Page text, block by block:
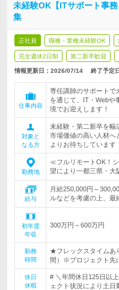
未経験OK【ITサポート事
集
正社員 職種・業種未経験OK
完全週休2日制 第二新卒歓迎
情報更新日：2026/07/14 終了予定
仕事内容
専任講師のサポートで
を通じて、IT・Webや
境でお迎えします！
対象と
なる方
未経験・第二新卒を幅
市場価値の高い人材へ
よりお待ちしています！
勤務地
≪フルリモートOK！
望により一都三県・大
給与
月給250,000円～
ルなどを考慮の上、
初年度
年収
300万円～600万円
勤務
時間
★フレックスタイムあ
間）※プロジェクト先
休日
休暇
# ＼年間休日125日以
ェクト状況により土日